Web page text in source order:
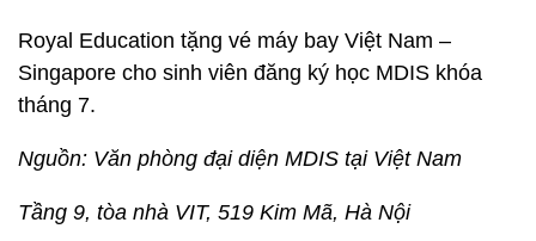
Royal Education tặng vé máy bay Việt Nam –
Singapore cho sinh viên đăng ký học MDIS khóa
tháng 7.
Nguồn: Văn phòng đại diện MDIS tại Việt Nam
Tầng 9, tòa nhà VIT, 519 Kim Mã, Hà Nội